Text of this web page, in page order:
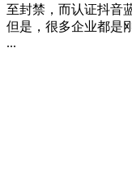
至封禁，而认证抖音
但是，很多企业都是
...